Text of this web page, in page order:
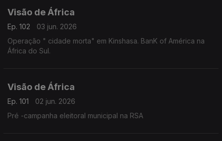
Visão de África
Ep. 102
03 jun. 2026
Operação " cidade morta" em Kinshasa. BanK of América na
África do Sul.
Visão de África
Ep. 101
02 jun. 2026
Pré -campanha eleitoral municipal na RSA